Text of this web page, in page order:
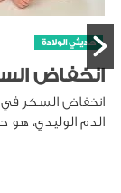
حديثي الولادة
انخفاض
انخفاض السكر في
الدم الوليدي،